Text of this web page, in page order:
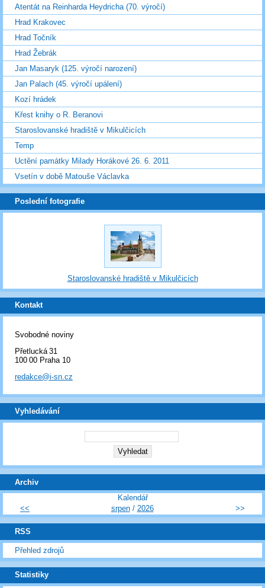
Atentát na Reinharda Heydricha (70. výročí)
Hrad Krakovec
Hrad Točník
Hrad Žebrák
Jan Masaryk (125. výročí narození)
Jan Palach (45. výročí upálení)
Kozí hrádek
Křest knihy o R. Beranovi
Staroslovanské hradiště v Mikulčicích
Temp
Uctění památky Milady Horákové 26. 6. 2011
Vsetín v době Matouše Václavka
Poslední fotografie
Staroslovanské hradiště v Mikulčicích
Kontakt
Svobodné noviny
Přetlucká 31
100 00 Praha 10
redakce@i-sn.cz
Vyhledávání
Archiv
Kalendář
<<
srpen/ 2026 >>
RSS
Přehled zdrojů
Statistiky